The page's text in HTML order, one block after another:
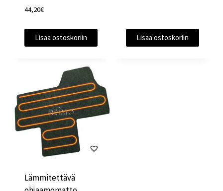
44,20€
Lisää ostoskoriin Lisää ostoskoriin
Lämmitettävä